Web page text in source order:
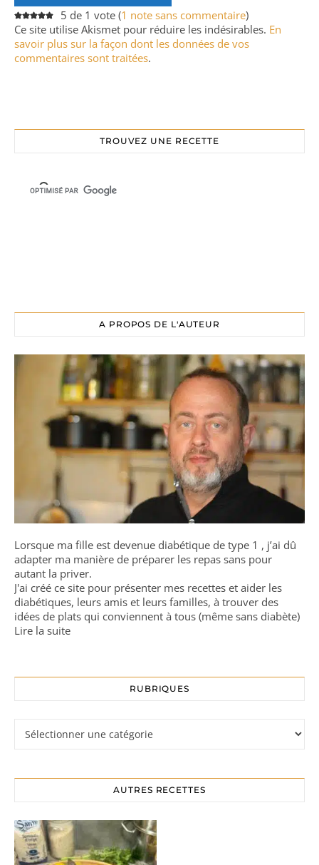
5 de 1 vote (1 note sans commentaire)
Ce site utilise Akismet pour réduire les indésirables. En
savoir plus sur la façon dont les données de vos
commentaires sont traitées.
TROUVEZ UNE RECETTE
A PROPOS DE L'AUTEUR
Lorsque ma fille est devenue diabétique de type 1 , j’ai dû
adapter ma manière de préparer les repas sans pour
autant la priver.
J'ai créé ce site pour présenter mes recettes et aider les
diabétiques, leurs amis et leurs familles, à trouver des
idées de plats qui conviennent à tous (même sans diabète)
Lire la suite
RUBRIQUES
AUTRES RECETTES